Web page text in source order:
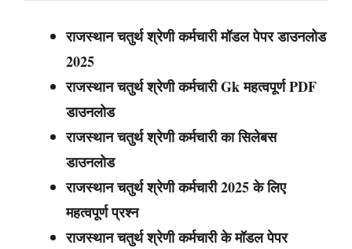
राजस्थान चतुर्थ श्रेणी कर्मचारी मॉडल पेपर डाउनलोड
2025
राजस्थान चतुर्थ श्रेणी कर्मचारीGk महत्वपूर्ण PDF
डाउनलोड
राजस्थान चतुर्थ श्रेणी कर्मचारीका सिलेबस
डाउनलोड
राजस्थान चतुर्थ श्रेणी कर्मचारी2025 के लिए
महत्वपूर्ण प्रश्न
राजस्थान चतुर्थ श्रेणी कर्मचारीके मॉडल पेपर